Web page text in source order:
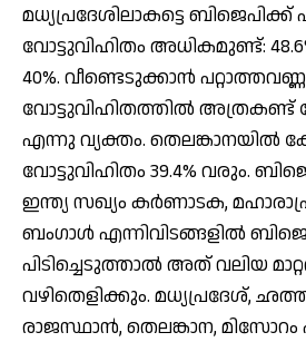
മധ്യപ്രദേശിലാകട്ടെ
വോട്ടുവിഹിതം അധികമുണ്ട്:
40%. വീണ്ടെടുക്കാന്‍
വോട്ടുവിഹിതത്തില്‍ അത്രകണ്ട്
എന്നു വ്യക്തം. തെലങ്കാനയില്‍
വോട്ടുവിഹിതം 39.4% വരും.
ഇന്ത്യ സഖ്യം കര്‍ണാടക,
ബംഗാള്‍ എന്നിവിടങ്ങളില്‍
പിടിച്ചെടുത്താല്‍ അത് വലിയ
വഴിതെളിക്കും. മധ്യപ്രദേശ്,
രാജസ്ഥാന്‍, തെലങ്കാന, മിസോറം